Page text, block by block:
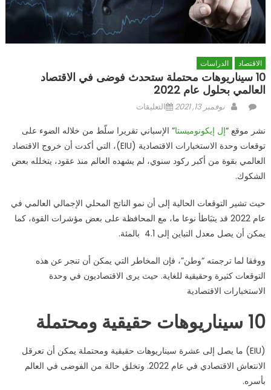
الاقتصاد الدراسات
10 سيناريوهات محتملة ستحدث فوضى في الاقتصاد
العالمي بحلول عام 2022
Posted
نوفمبر 13, 2021Author التعليقاتعلى
سيناريوهات
محتملة
ستحدث
الاقتصاد
العالمي
بحلول
2022
مغلقة
نشر موقع “إل إيكونوميستا” الإسباني تقريرا سلّط من خلاله الضوء على
توقعات وحدة الاستخبارات الاقتصادية (EIU)، التي أكدت أن خروج الاقتصاد
العالمي بقوة من أكبر ركود سنوي، لم يشهده العالم منذ عقود، يتخلله بعض
الشكوك.
حيث تشير التوقعات الحالية إلى أن نمو الناتج المحلي الإجمالي العالمي في
عام 2022 قد يتبَاطأ نوعا ما، مع المحافظة على بعض مؤشرات القوة، كما
يمكن أن يصل معدل التباين إلى 4.1 بالمئة.
ووفقا لما ترجمته “وطن”، فإن المخاطر التي يمكن أن تنجر عن هذه
التوقعات كثيرة وحقيقية للغاية. حيث يرى الاقتصاديون في وحدة
الاستخبارات الاقتصادية
10 سيناريوهات حقيقية ومحتملة
(EIU) ما يصل إلى عشرة سيناريوهات حقيقية ومحتملة يمكن أن تعرقل
الانتعاش الاقتصادي في عام 2022. وتخلق حالة من الفوضى في العالم
بأسره.